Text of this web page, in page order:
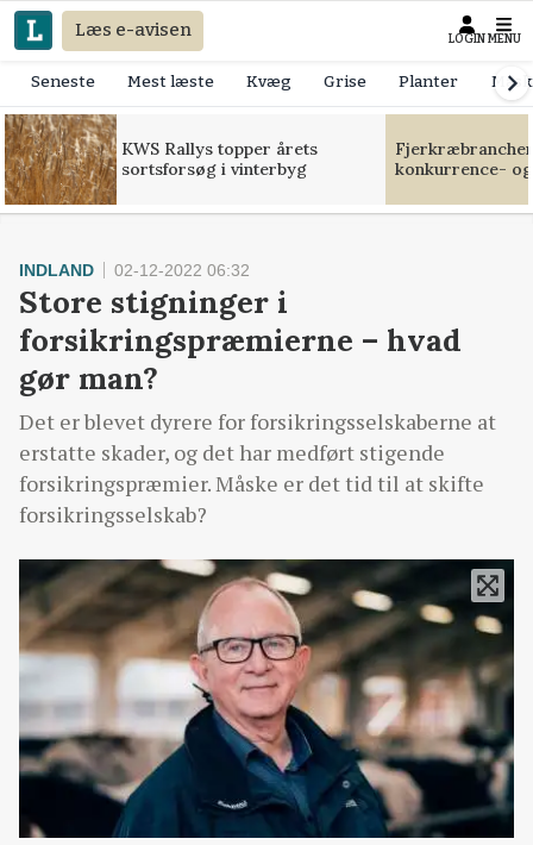
Læs e-avisen LOGIN MENU
Seneste Mest læste Kvæg Grise Planter
KWS Rallys topper årets
sortsforsøg i vinterbyg
konkurrence-
INDLAND 02-12-2022 06:32
Store stigninger i
forsikringspræmierne – hvad
gør man?
Det er blevet dyrere for forsikringsselskaberne at
erstatte skader, og det har medført stigende
forsikringspræmier. Måske er det tid til at skifte
forsikringsselskab?